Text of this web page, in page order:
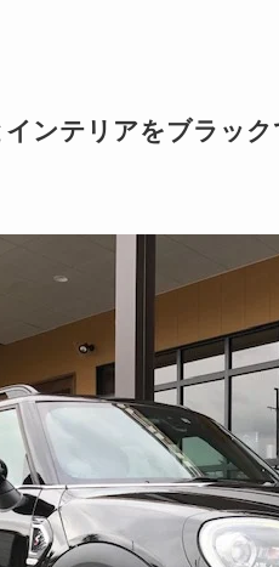
ンテリアをブラッ